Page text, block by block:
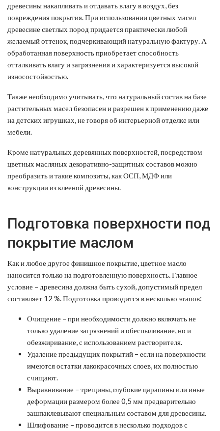
древесины накапливать и отдавать влагу в воздух, без
повреждения покрытия. При использовании цветных масел
древесине светлых пород придается практически любой
желаемый оттенок, подчеркивающий натуральную фактуру. А
обработанная поверхность приобретает способность
отталкивать влагу и загрязнения и характеризуется высокой
износостойкостью.
Также необходимо учитывать, что натуральный состав на базе
растительных масел безопасен и разрешен к применению даже
на детских игрушках, не говоря об интерьерной отделке или
мебели.
Кроме натуральных деревянных поверхностей, посредством
цветных масляных декоративно-защитных составов можно
преобразить и такие композиты, как ОСП, МДФ или
конструкции из клееной древесины.
Подготовка поверхности под
покрытие маслом
Как и любое другое финишное покрытие, цветное масло
наносится только на подготовленную поверхность. Главное
условие – древесина должна быть сухой, допустимый предел
составляет 12 %. Подготовка проводится в несколько этапов:
Очищение – при необходимости должно включать не
только удаление загрязнений и обеспыливание, но и
обезжиривание, с использованием растворителя.
Удаление предыдущих покрытий – если на поверхности
имеются остатки лакокрасочных слоев, их полностью
счищают.
Выравнивание – трещины, глубокие царапины или иные
деформации размером более 0,5 мм предварительно
зашпаклевывают специальным составом для древесины.
Шлифование – проводится в несколько подходов с